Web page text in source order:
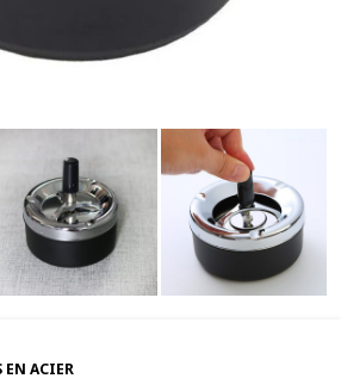
EN ACIER